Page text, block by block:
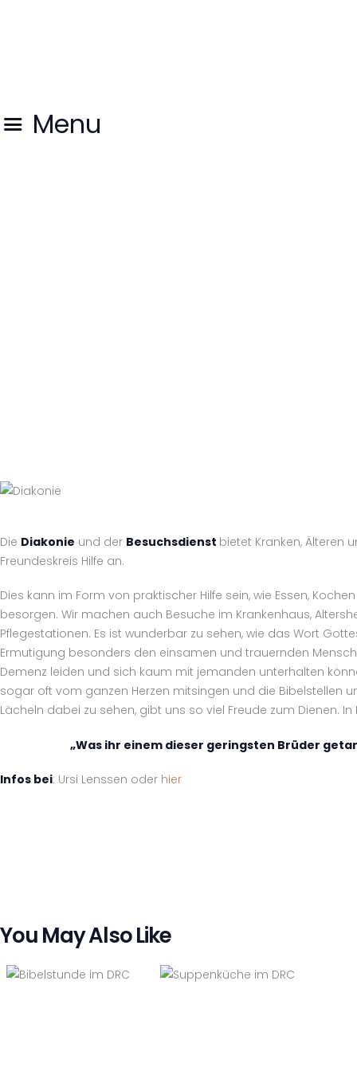
Menu
GOTTESDIENST
Die Diakonie und der Besuchsdienst bietet Kranken, Älteren
Freundeskreis Hilfe an.
Dies kann im Form von praktischer Hilfe sein, wie Essen,
besorgen. Wir machen auch Besuche im Krankenhaus,
Pflegestationen. Es ist wunderbar zu sehen, wie das Wort
Ermutigung besonders den einsamen und trauernden
Demenz leiden und sich kaum mit jemanden unterhalten
sogar oft vom ganzen Herzen mitsingen und die Bibelstellen
Lächeln dabei zu sehen, gibt uns so viel Freude zum Dienen.
„Was ihr einem dieser geringsten Brüder
Infos bei: Ursi Lenssen oder hier
You May Also Like